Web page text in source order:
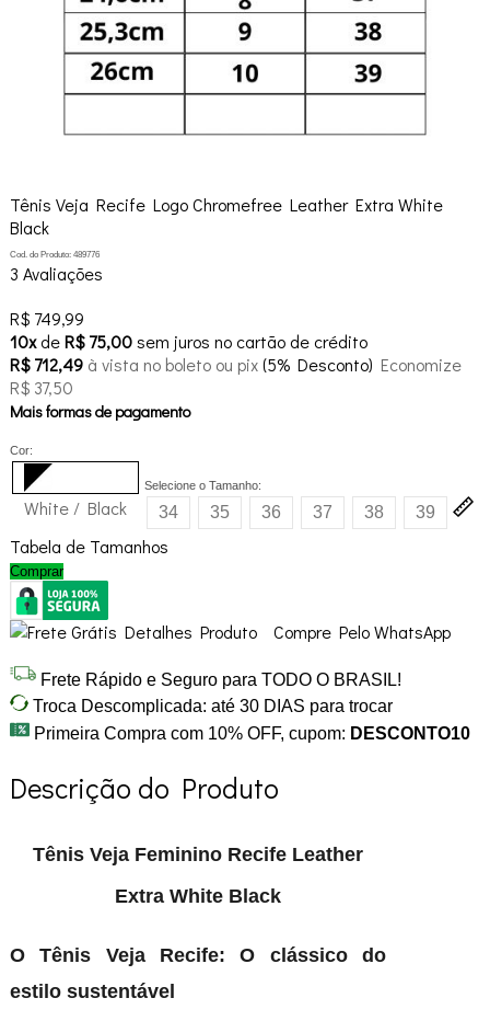
Tênis Veja Recife Logo Chromefree Leather Extra White
Black
Cod. do Produto: 489776
3 Avaliações
R$ 749,99
10xdeR$ 75,00sem juros no cartão de crédito
R$ 712,49 à vista no boleto ou pix(5% Desconto) Economize
R$ 37,50
Mais formas de pagamento
Cor:
White / Black
Selecione o Tamanho:
34 35 36 37 38 39
Tabela de Tamanhos
Comprar
Compre Pelo WhatsApp
Frete Rápido e Seguro para TODO O BRASIL!
Troca Descomplicada: até 30 DIAS para trocar
Primeira Compra com 10% OFF, cupom: DESCONTO10
Descrição do Produto
Tênis Veja Feminino Recife Leather
Extra White Black
O Tênis Veja Recife: O clássico do
estilo sustentável